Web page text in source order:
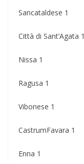
Sancataldese 1
Città di Sant’Agata 1
Nissa 1
Ragusa 1
Vibonese 1
CastrumFavara 1
Enna 1